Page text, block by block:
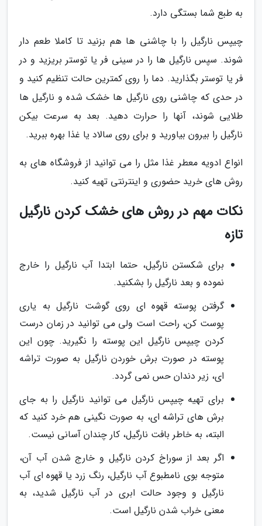
به طبع شما بستگی دارد.
چیپس نارگیل را با چاشنی ها هم بزنید تا کاملا طعم دار
شوند. سپس نارگیل ها را در سینی فر یا توستر بریزید و در
فر یا توستر بگذارید. دما را روی کمترین حالت تنظیم کنید و
در حدی که چاشنی روی نارگیل ها خشک شده و نارگیل ها
طلایی شوند، آنها را حرارت دهید. بعد به سرعت بیکن
نارگیل را بیرون بیاورید و برای روی سالاد یا غذا بهره ببرید.
انواع ادویه معطر غذا مثل را می توانید از فروشگاه های به
روش های خرید حضوری و اینترنتی تهیه کنید.
نکات مهم در روش های خشک کردن نارگیل
تازه
برای شکستن نارگیل، حتما ابتدا آب نارگیل را خارج
نموده و بعد نارگیل را بشکنید.
گرفتن پوسته قهوه ای روی گوشت نارگیل به یاری
پوست کن، راحت است ولی می توانید در زمان درست
کردن چیپس نارگیل این پوسته را نگیرید. چون این
پوسته در صورت برش خوردن نارگیل به صورت تراشه
ای، زیر دندان حس نمی گردد.
برای تهیه چیپس نارگیل می توانید نارگیل را به جای
برش های تراشه ای، به صورت نگینی هم خرد کنید که
البته، به خاطر بافت نارگیل، کار چندان آسانی نیست.
اگر بعد از سوراخ کردن نارگیل و خارج شدن آب آن،
متوجه بوی نامطبوع آب نارگیل، رنگ زرد یا قهوه ای آب
نارگیل و وجود حالت ابری در آب نارگیل شدید، به
معنی خراب شدن نارگیل است.